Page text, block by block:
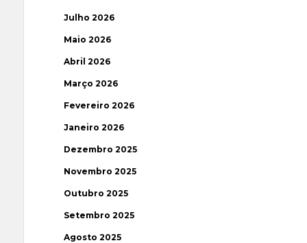
Julho 2026
Maio 2026
Abril 2026
Março 2026
Fevereiro 2026
Janeiro 2026
Dezembro 2025
Novembro 2025
Outubro 2025
Setembro 2025
Agosto 2025